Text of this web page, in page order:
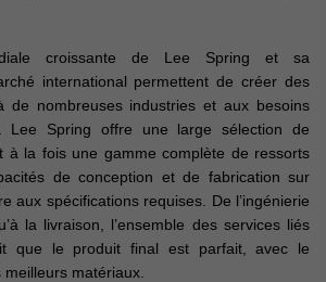
croissante de Lee Spring et sa
international permettent de créer des
de nombreuses industries et aux besoins
Lee Spring offre une large sélection de
à la fois une gamme complète de ressorts
de conception et de fabrication sur
aux spécifications requises. De l’ingénierie
la livraison, l’ensemble des services liés
que le produit final est parfait, avec le
matériaux.